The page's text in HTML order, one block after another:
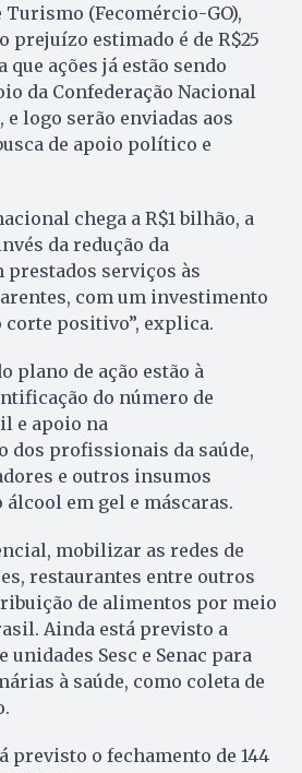
Turismo (Fecomércio-GO),
prejuízo estimado é de R$25
ações já estão sendo
da Confederação Nacional
e logo serão enviadas aos
de apoio político e
chega a R$1 bilhão, a
da redução da
prestados serviços às
com um investimento
positivo”, explica.
plano de ação estão à
do número de
e apoio na
dos profissionais da saúde,
e outros insumos
em gel e máscaras.
mobilizar as redes de
restaurantes entre outros
de alimentos por meio
Ainda está previsto a
Sesc e Senac para
à saúde, como coleta de
previsto o fechamento de 144